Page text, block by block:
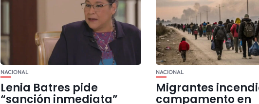
NACIONAL
Lenia Batres pide
“sanción inmediata”
NACIONAL
Migrantes
campamento en